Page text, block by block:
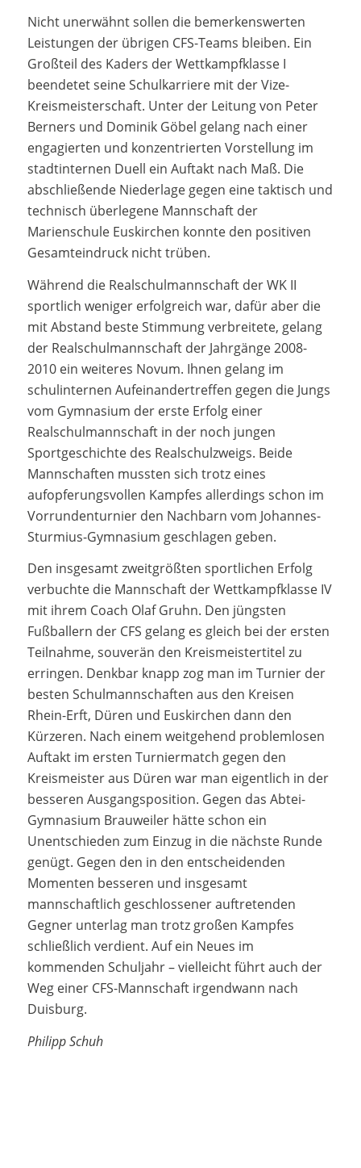
Nicht unerwähnt sollen die bemerkenswerten
Leistungen der übrigen CFS-Teams bleiben. Ein
Großteil des Kaders der Wettkampfklasse I
beendetet seine Schulkarriere mit der Vize-
Kreismeisterschaft. Unter der Leitung von Peter
Berners und Dominik Göbel gelang nach einer
engagierten und konzentrierten Vorstellung im
stadtinternen Duell ein Auftakt nach Maß. Die
abschließende Niederlage gegen eine taktisch und
technisch überlegene Mannschaft der
Marienschule Euskirchen konnte den positiven
Gesamteindruck nicht trüben.
Während die Realschulmannschaft der WK II
sportlich weniger erfolgreich war, dafür aber die
mit Abstand beste Stimmung verbreitete, gelang
der Realschulmannschaft der Jahrgänge 2008-
2010 ein weiteres Novum. Ihnen gelang im
schulinternen Aufeinandertreffen gegen die Jungs
vom Gymnasium der erste Erfolg einer
Realschulmannschaft in der noch jungen
Sportgeschichte des Realschulzweigs. Beide
Mannschaften mussten sich trotz eines
aufopferungsvollen Kampfes allerdings schon im
Vorrundenturnier den Nachbarn vom Johannes-
Sturmius-Gymnasium geschlagen geben.
Den insgesamt zweitgrößten sportlichen Erfolg
verbuchte die Mannschaft der Wettkampfklasse IV
mit ihrem Coach Olaf Gruhn. Den jüngsten
Fußballern der CFS gelang es gleich bei der ersten
Teilnahme, souverän den Kreismeistertitel zu
erringen. Denkbar knapp zog man im Turnier der
besten Schulmannschaften aus den Kreisen
Rhein-Erft, Düren und Euskirchen dann den
Kürzeren. Nach einem weitgehend problemlosen
Auftakt im ersten Turniermatch gegen den
Kreismeister aus Düren war man eigentlich in der
besseren Ausgangsposition. Gegen das Abtei-
Gymnasium Brauweiler hätte schon ein
Unentschieden zum Einzug in die nächste Runde
genügt. Gegen den in den entscheidenden
Momenten besseren und insgesamt
mannschaftlich geschlossener auftretenden
Gegner unterlag man trotz großen Kampfes
schließlich verdient. Auf ein Neues im
kommenden Schuljahr – vielleicht führt auch der
Weg einer CFS-Mannschaft irgendwann nach
Duisburg.
Philipp Schuh